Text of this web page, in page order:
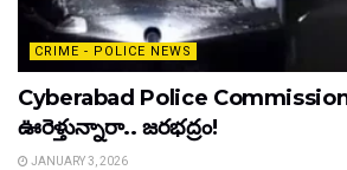
CRIME - POLICE NEWS
Cyberabad Police
ఊరెళ్తున్నారా.. జరభద్రం!
JANUARY 3, 2026